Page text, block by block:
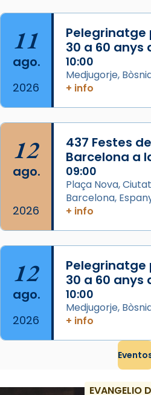
Acompanyant la
partir de l’Edat Mitjana
que les santes Juliana
Semproniana (“relatiu a
eterna”) són deixebles
frare Joan Gaspar Roig,
que les santes són filles
Mataró en reivindicarà
Foto
View on Facebook · Share
11
ago.
2026
Pelegrinatge
30 a 60 anys
10:00
Medjugorje,
+ info
12
ago.
2026
437 Festes
Barcelona a
09:00
Plaça Nova,
Barcelona,
+ info
12
ago.
2026
Pelegrinatge
30 a 60 anys
10:00
Medjugorje,
+ info
EVANGELIO